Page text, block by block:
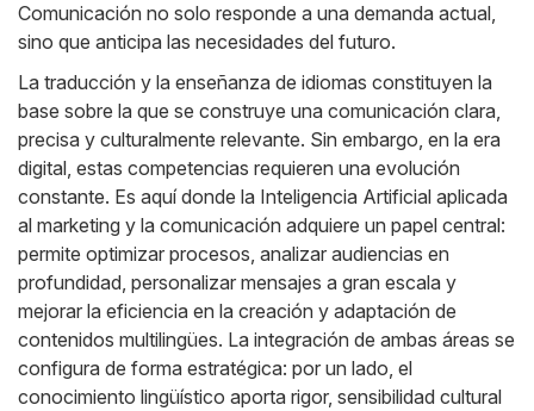
Comunicación no solo responde a una demanda actual,
sino que anticipa las necesidades del futuro.
La traducción y la enseñanza de idiomas constituyen la
base sobre la que se construye una comunicación clara,
precisa y culturalmente relevante. Sin embargo, en la era
digital, estas competencias requieren una evolución
constante. Es aquí donde la Inteligencia Artificial aplicada
al marketing y la comunicación adquiere un papel central:
permite optimizar procesos, analizar audiencias en
profundidad, personalizar mensajes a gran escala y
mejorar la eficiencia en la creación y adaptación de
contenidos multilingües. La integración de ambas áreas se
configura de forma estratégica: por un lado, el
conocimiento lingüístico aporta rigor, sensibilidad cultural